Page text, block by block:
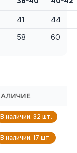
41
44
58 60
В наличии: 32 шт.
В наличии: 17 шт.